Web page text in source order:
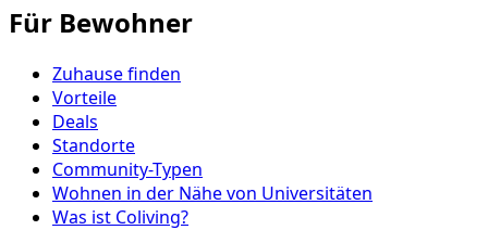
Für Bewohner
Zuhause finden
Vorteile
Deals
Standorte
Community-Typen
Wohnen in der Nähe von Universitäten
Was ist Coliving?